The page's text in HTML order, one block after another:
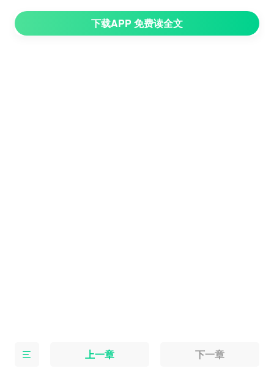
辰幻灭。他静静看着宇宙深处的大裂
下载APP 免费读全文
上一章 下一章